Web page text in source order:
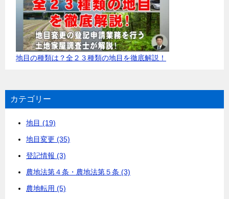
地目の種類は？全２３種類の地目を徹底解説！
カテゴリー
地目 (19)
地目変更 (35)
登記情報 (3)
農地法第４条・農地法第５条 (3)
農地転用 (5)